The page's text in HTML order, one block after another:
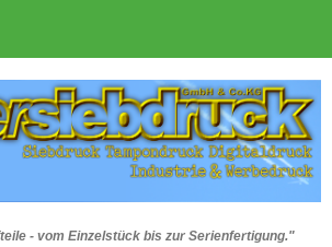
- vom Einzelstück bis zur Serienfertigung."